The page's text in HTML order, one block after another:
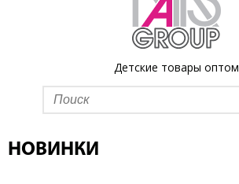
Детские товары оптом
НОВИНКИ